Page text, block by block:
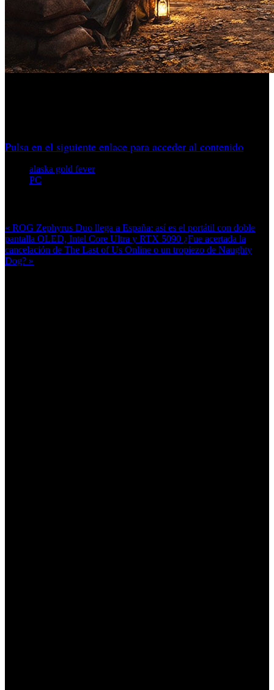
Pulsa en el siguiente enlace para acceder al contenido
alaska gold fever
PC
« ROG Zephyrus Duo llega a España: así es el portátil con doble
pantalla OLED, Intel Core Ultra y RTX 5090 ¿Fue acertada la
cancelación de The Last of Us Online o un tropiezo de Naughty
Dog? »